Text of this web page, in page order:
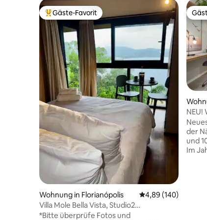
Beliebter Gäste-Favorit.
Gäste-Favorit
Wohnung in Florianópolis Durchschnittliche
4,89 (140)
Villa Mole Bella Vista, Studio2
c/Aussicht/Whirlpool/Grill
*Bitte überprüfe Fotos und
NEU!
der
und
Im